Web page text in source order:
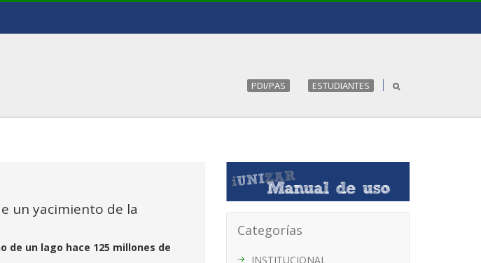
PDI/PAS ESTUDIANTES
Categorías
INSTITUCIONAL
un yacimiento de la
de un lago hace 125 millones de